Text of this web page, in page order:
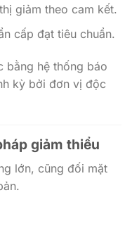
giảm theo cam kết.
cấp đạt tiêu chuẩn.
bằng hệ thống báo
kỳ bởi đơn vị độc
giảm thiểu
lớn, cũng đối mặt